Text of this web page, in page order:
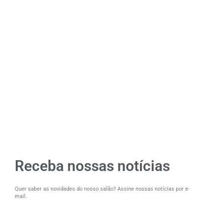
Receba nossas notícias
Quer saber as novidades do nosso salão? Assine nossas notícias por e-
mail.